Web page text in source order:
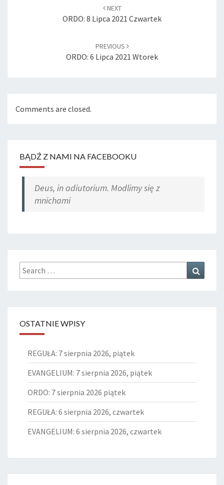
NEXT
ORDO: 8 Lipca 2021 Czwartek
PREVIOUS
ORDO: 6 Lipca 2021 Wtorek
Comments are closed.
BĄDŹ Z NAMI NA FACEBOOKU
Deus, in adiutorium. Modlimy się z
mnichami
Search
for:
OSTATNIE WPISY
REGUŁA: 7 sierpnia 2026, piątek
EVANGELIUM: 7 sierpnia 2026, piątek
ORDO: 7 sierpnia 2026 piątek
REGUŁA: 6 sierpnia 2026, czwartek
EVANGELIUM: 6 sierpnia 2026, czwartek